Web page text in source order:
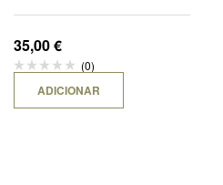
“FORÇAS ESPECIAIS”
C/FUNDA
35,00€
(0)
ADICIONAR